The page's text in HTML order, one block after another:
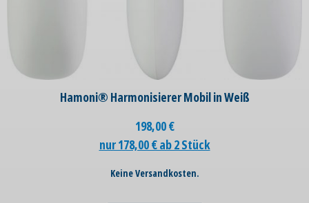
Hamoni® Harmonisierer Mobil in Weiß
198,00€
nur 178,00 € ab 2 Stück
Keine Versandkosten.